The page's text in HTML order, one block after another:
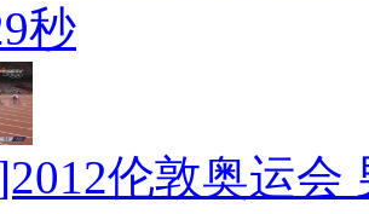
秒
伦敦奥运会